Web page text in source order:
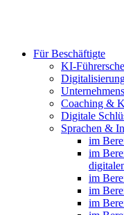
Für Beschäftigte
KI-
Coaching &
Digitale
Sprachen &
im
im
im
im
im